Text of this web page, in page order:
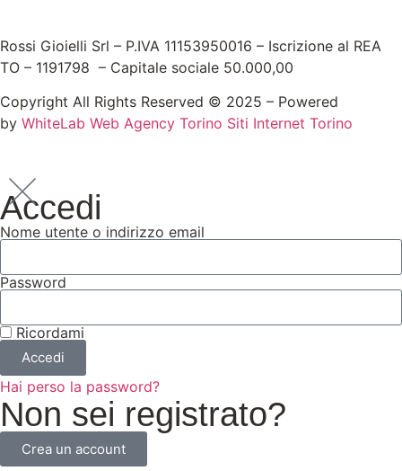
Rossi Gioielli Srl – P.IVA 11153950016 – Iscrizione al REA
TO – 1191798 – Capitale sociale 50.000,00
Copyright All Rights Reserved © 2025 – Powered
by WhiteLab Web Agency Torino Siti Internet Torino
Accedi
Nome utente o indirizzo email
Password
Ricordami
Accedi
Hai perso la password?
Non sei registrato?
Crea un account